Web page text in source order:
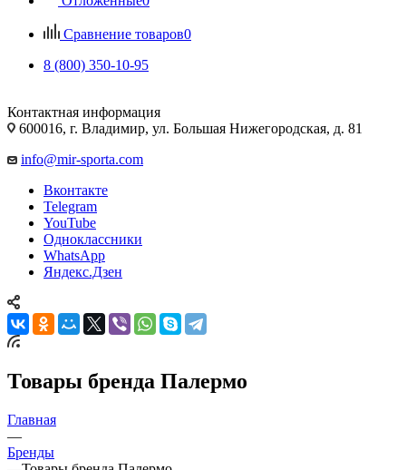
Сравнение товаров0
8 (800) 350-10-95
Контактная информация
600016, г. Владимир, ул. Большая Нижегородская, д. 81
info@mir-sporta.com
Вконтакте
Telegram
YouTube
Одноклассники
WhatsApp
Яндекс.Дзен
Товары бренда Палермо
Главная
—
Бренды